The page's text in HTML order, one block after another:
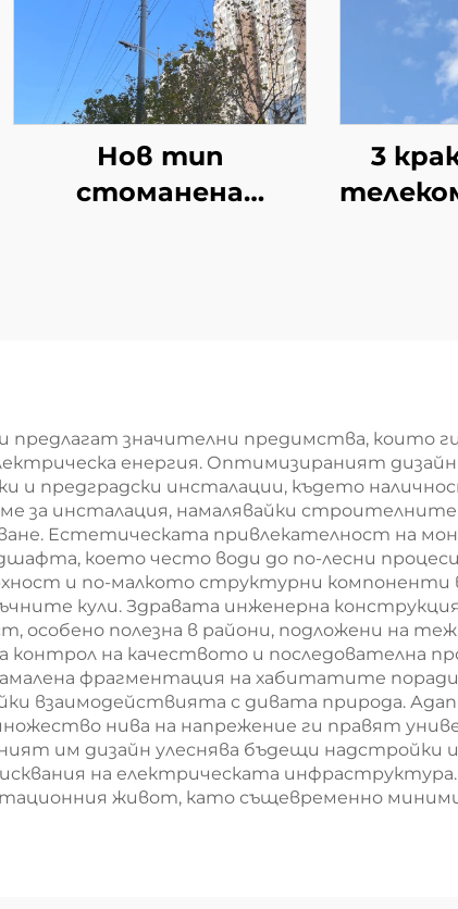
Нов тип
стоманена
монополюсна кула
3
предлагат значителни предимства, които
енергия. Оптимизираният
и предградски инсталации, където
за инсталация, намалявайки
Естетическата привлекателност на
което често води до по-лесни
и по-малкото структурни компоненти
кули. Здравата инженерна
особено полезна в райони, подложени на
контрол на качеството и последователна
фрагментация на хабитатите
взаимодействията с дивата природа.
нива на напрежение ги правят
им дизайн улеснява бъдещи надстройки
на електрическата
живот, като същевременно